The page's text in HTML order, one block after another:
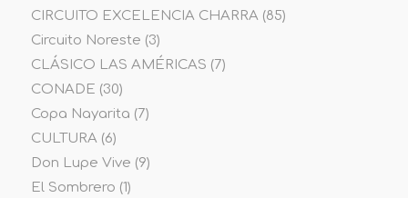
CIRCUITO EXCELENCIA CHARRA(85)
Circuito Noreste (3)
CLÁSICO LAS AMÉRICAS (7)
CONADE (30)
Copa Nayarita (7)
CULTURA(6)
Don Lupe Vive (9)
El Sombrero (1)